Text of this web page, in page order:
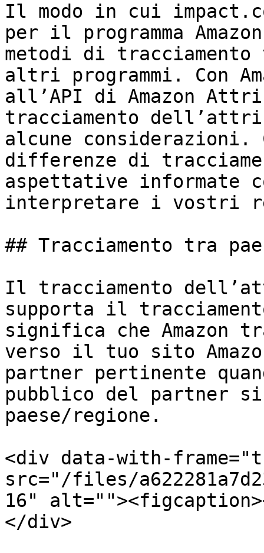
Il modo in cui
per il programma
metodi di
altri programmi. Con
all’API di Amazon
tracciamento
alcune considerazioni.
differenze di
aspettative informate
interpretare i vostri
## Tracciamento tra
Il tracciamento
supporta il
significa che
verso il tuo sito
partner pertinente
pubblico del partner
paese/regione.
<div data-with-
src="/files/
16"
</div>